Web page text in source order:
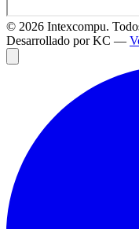
© 2026 Intexcompu.
Desarrollado por KC —